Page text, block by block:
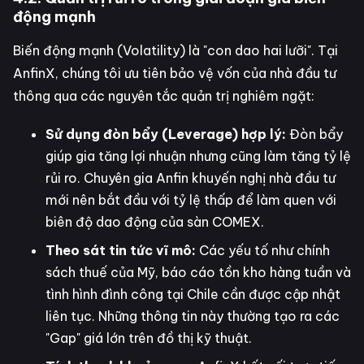
động mạnh
Biến động mạnh (Volatility) là "con dao hai lưỡi". Tại
AnfinX, chúng tôi ưu tiên bảo vệ vốn của nhà đầu tư
thông qua các nguyên tắc quản trị nghiêm ngặt:
Sử dụng đòn bẩy (Leverage) hợp lý: Đòn bẩy
giúp gia tăng lợi nhuận nhưng cũng làm tăng tỷ lệ
rủi ro. Chuyên gia Anfin khuyến nghị nhà đầu tư
mới nên bắt đầu với tỷ lệ thấp để làm quen với
biên độ dao động của sàn COMEX.
Theo sát tin tức vĩ mô: Các yếu tố như chính
sách thuế của Mỹ, báo cáo tồn kho hàng tuần và
tình hình đình công tại Chile cần được cập nhật
liên tục. Những thông tin này thường tạo ra các
"Gap" giá lớn trên đồ thị kỹ thuật.